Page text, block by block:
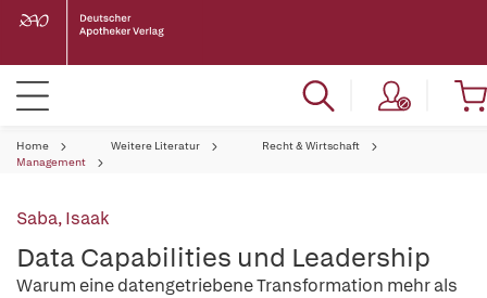
Home Weitere Literatur
Recht & Wirtschaft
Management
Saba, Isaak
Data Capabilities und Leadership
Warum eine datengetriebene Transformation mehr als